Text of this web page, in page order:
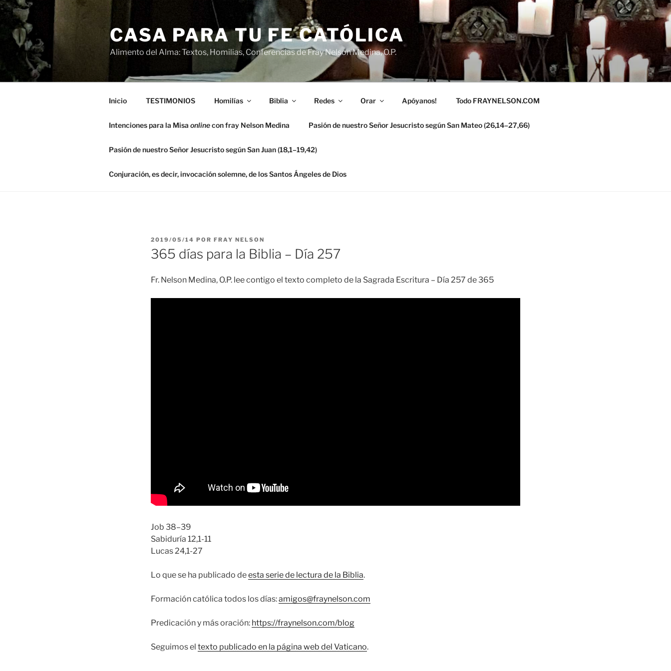
Saltar
contenido
CASA PARA TU FE CATÓLICA
Alimento del Alma: Textos, Homilias, Conferencias de Fray Nelson Medina, O.P.
Inicio TESTIMONIOS Homilías Biblia Redes Orar Apóyanos! Todo FRAYNELSON.COM
Intenciones para la Misa onlinecon fray Nelson Medina Pasión de nuestro Señor Jesucristo según San Mateo (26,14–27,66)
Pasión de nuestro Señor Jesucristo según San Juan (18,1–19,42)
Conjuración, es decir, invocación solemne, de los Santos Ángeles de Dios
PUBLICADO
EL
2019/05/14 POR FRAY NELSON
365 días para la Biblia – Día 257
Fr. Nelson Medina, O.P. lee contigo el texto completo de la Sagrada Escritura – Día 257 de 365
Job 38–39
Sabiduría 12,1-11
Lucas 24,1-27
Lo que se ha publicado deesta serie de lectura de la Biblia.
Formación católica todos los días:amigos@fraynelson.com
Predicación y más oración: https://fraynelson.com/blog
Seguimos el texto publicado en la página web del Vaticano.